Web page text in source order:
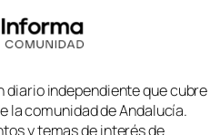
independiente que cubre
la comunidad de Andalucía.
y temas de interés de